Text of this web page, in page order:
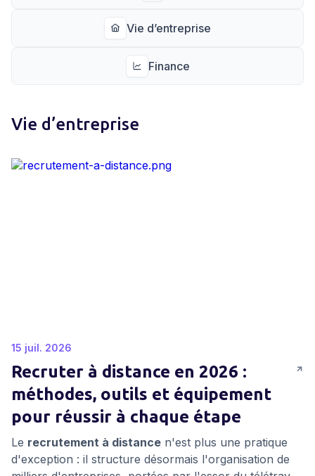
Vie d’entreprise
Finance
Vie d’entreprise
15 juil. 2026
Recruter à distance en 2026 :
méthodes, outils et équipement
pour réussir à chaque étape
Le recrutement à distance n'est plus une pratique
d'exception : il structure désormais l'organisation de